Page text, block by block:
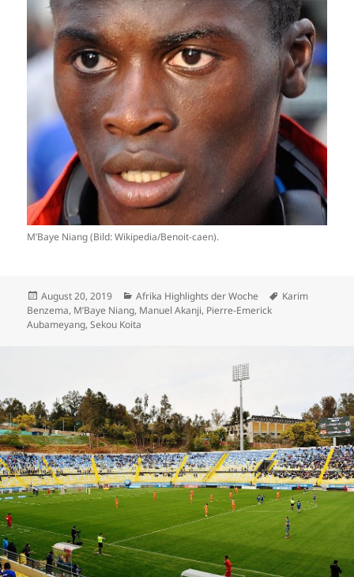
M’Baye Niang (Bild: Wikipedia/Benoit-caen).
Veröffentlicht
am
August 20, 2019 Kategorien
Afrika Highlights der Woche Schlagwörter
Karim
Benzema, M’Baye Niang, Manuel Akanji, Pierre-Emerick
Aubameyang,Sekou Koita